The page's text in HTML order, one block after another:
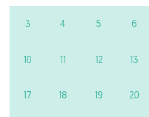
3 4 5 6
10 11 12 13
17 18 19 20